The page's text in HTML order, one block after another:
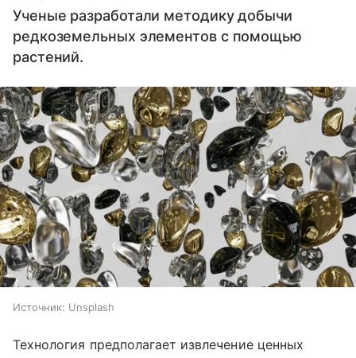
Ученые разработали методику добычи
редкоземельных элементов с помощью
растений.
Источник: Unsplash
Технология предполагает извлечение ценных